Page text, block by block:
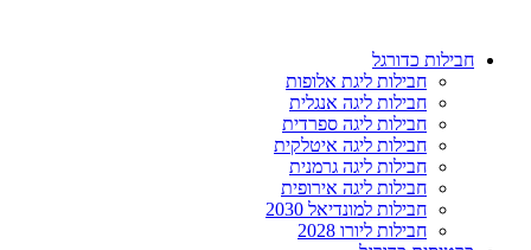
חבילות כדורגל
חבילות ליגת אלופות
חבילות ליגה אנגלית
חבילות ליגה ספרדית
חבילות ליגה איטלקית
חבילות ליגה גרמנית
חבילות ליגה אירופית
חבילות למונדיאל 2030
חבילות ליורו 2028